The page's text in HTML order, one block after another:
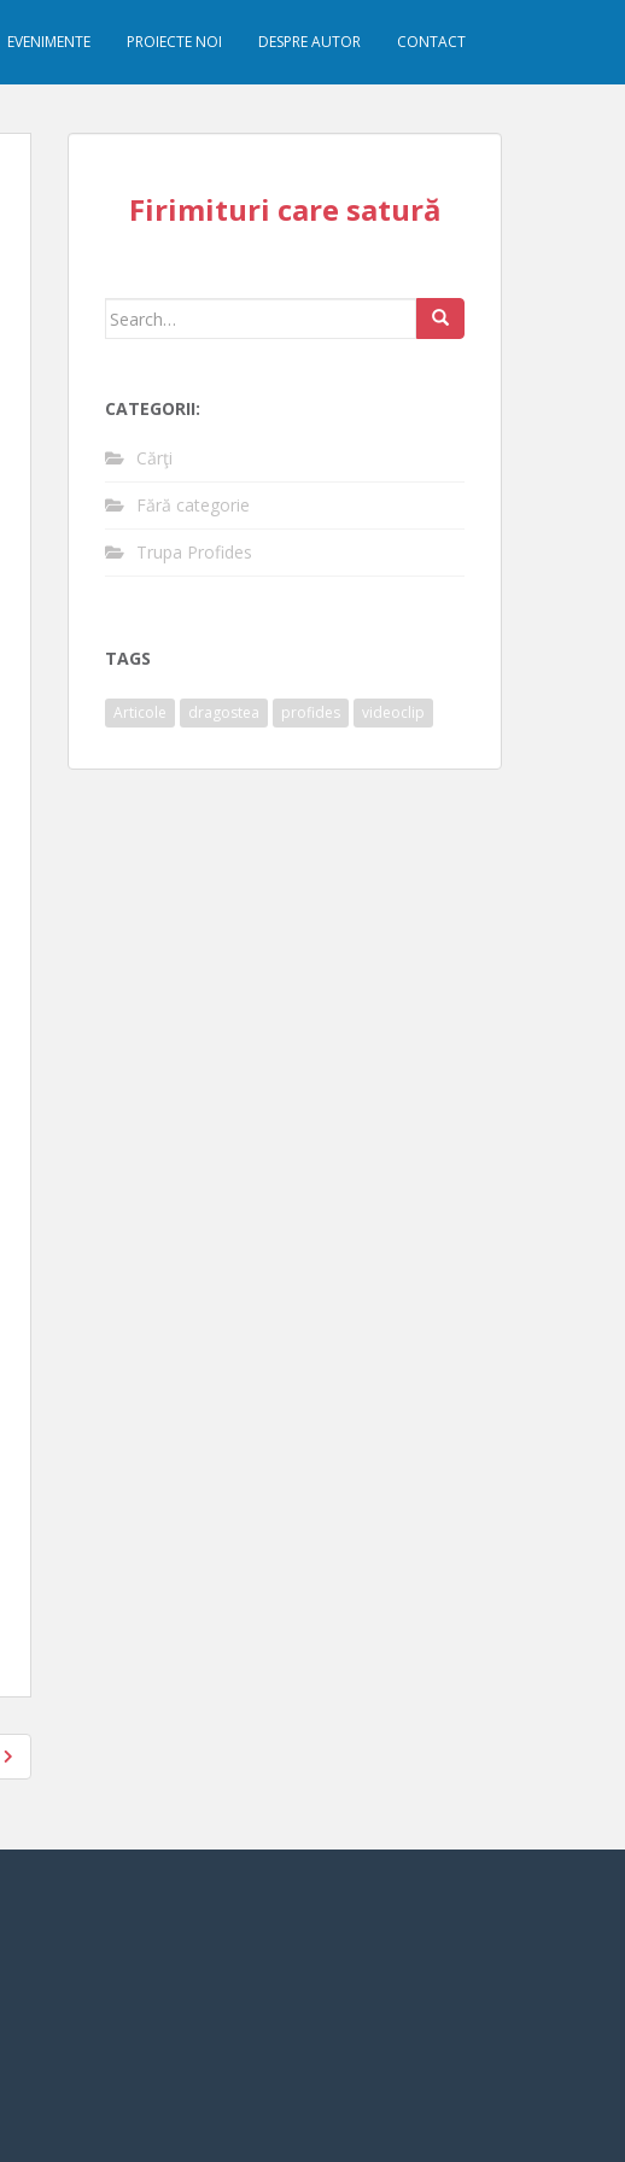
EVENIMENTE PROIECTE NOI DESPRE AUTOR CONTACT
Firimituri care satură
Search
CATEGORII:
Cărţi
Fără categorie
Trupa Profides
TAGS
Articole dragostea profides videoclip